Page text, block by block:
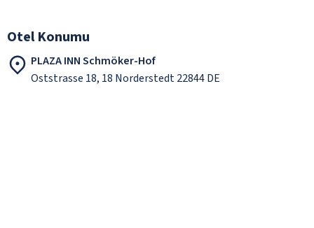
Otel Konumu
PLAZA INN Schmöker-Hof
Oststrasse 18, 18 Norderstedt 22844 DE